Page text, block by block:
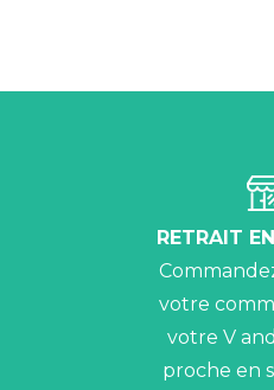
RETRAIT
votre
votre V
proche en